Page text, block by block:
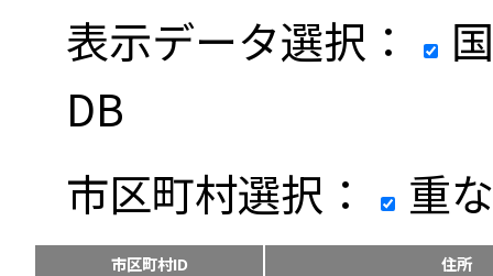
表示データ選択：
DB
市区町村選択：
重
市区町村ID
住所